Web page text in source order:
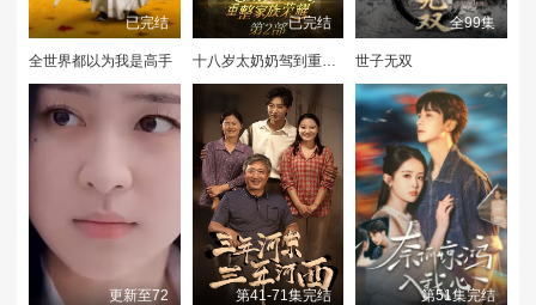
已完结
全世界都以为我是高手
已完结
十八岁太奶奶驾到重整家族荣耀2
全99集
世子无双
更新至72 第41-71集完结 第51集完结